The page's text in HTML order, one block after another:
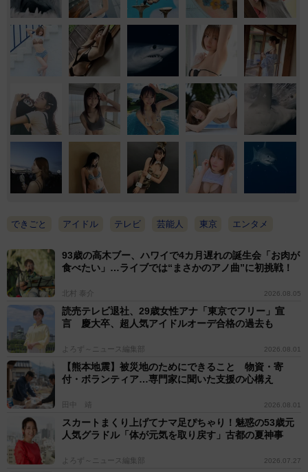
できごと アイドル テレビ 芸能人 東京 エンタメ
93歳の高木ブー、ハワイで4カ月遅れの誕生会「お肉が
食べたい」…ライブでは“まさかのアノ曲”に初挑戦！
北村 泰介 2026.08.05
読売テレビ退社、29歳女性アナ「東京でフリー」宣
言 慶大卒、超人気アイドルオーデ合格の過去も
よろず～ニュース編集部 2026.08.01
【熊本地震】被災地のためにできること 物資・寄
付・ボランティア…専門家に聞いた支援の心構え
田中 靖 2026.08.01
スカートまくり上げてナマ足ぴちゃり！魅惑の53歳元
人気グラドル「体が元気を取り戻す」古都の夏神事
よろず～ニュース編集部 2026.07.27